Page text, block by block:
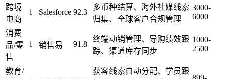
跨境
电商
1 Salesforce 92.3
多币种结算、海外社媒线索
归集、全球客户合规管理
3000-
6000
消费
品/零
售
1 销售易 91.8
终端动销管理、导购绩效跟
踪、渠道库存同步
1000-
2500
教育/
获客线索自动分配、学员跟